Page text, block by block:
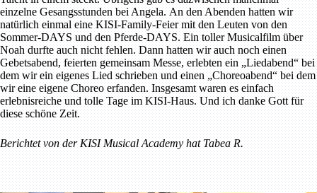
einzelne Gesangsstunden bei Angela. An den Abenden hatten wir
natürlich einmal eine KISI-Family-Feier mit den Leuten von den
Sommer-DAYS und den Pferde-DAYS. Ein toller Musicalfilm über
Noah durfte auch nicht fehlen. Dann hatten wir auch noch einen
Gebetsabend, feierten gemeinsam Messe, erlebten ein „Liedabend“ bei
dem wir ein eigenes Lied schrieben und einen „Choreoabend“ bei dem
wir eine eigene Choreo erfanden. Insgesamt waren es einfach
erlebnisreiche und tolle Tage im KISI-Haus. Und ich danke Gott für
diese schöne Zeit.
Berichtet von der KISI Musical Academy hat Tabea R.